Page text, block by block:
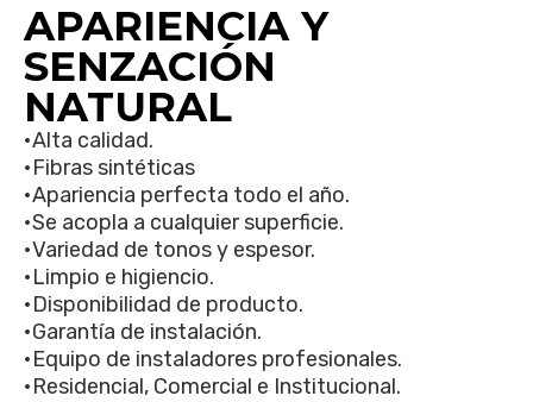
APARIENCIA Y
SENZACIÓN
NATURAL
•Alta calidad.
•Fibras sintéticas
•Apariencia perfecta todo el año.
•Se acopla a cualquier superficie.
•Variedad de tonos y espesor.
•Limpio e higiencio.
•Disponibilidad de producto.
•Garantía de instalación.
•Equipo de instaladores profesionales.
•Residencial, Comercial e Institucional.